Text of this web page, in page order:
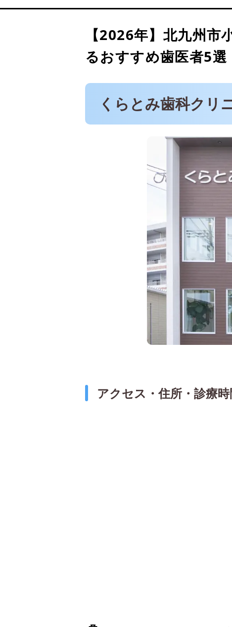
あべやま歯科クリニック
ベリーズクリニック湯川
医療法人将和会 うりゅう歯
【2026年】 北九州市
るおすすめ歯医者5選
くらとみ歯科クリ
アクセス・住所・診療